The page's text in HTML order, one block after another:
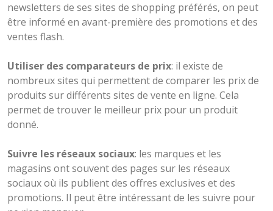
newsletters de ses sites de shopping préférés, on peut
être informé en avant-première des promotions et des
ventes flash.
Utiliser des comparateurs de prix: il existe de
nombreux sites qui permettent de comparer les prix de
produits sur différents sites de vente en ligne. Cela
permet de trouver le meilleur prix pour un produit
donné.
Suivre les réseaux sociaux: les marques et les
magasins ont souvent des pages sur les réseaux
sociaux où ils publient des offres exclusives et des
promotions. Il peut être intéressant de les suivre pour